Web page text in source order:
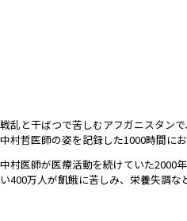
戦乱と干ばつで苦しむアフガニスタン
中村哲医師の姿を記録した1000時間に
中村医師が医療活動を続けていた2000
い400万人が飢餓に苦しみ、栄養失調な